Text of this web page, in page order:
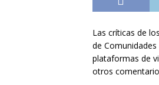
Las críticas de
de
plataformas de
otros